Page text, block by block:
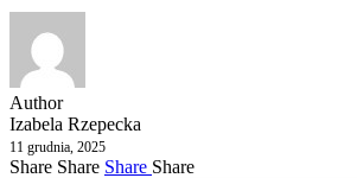
Author
Izabela Rzepecka
11 grudnia, 2025
Share Share Share Share